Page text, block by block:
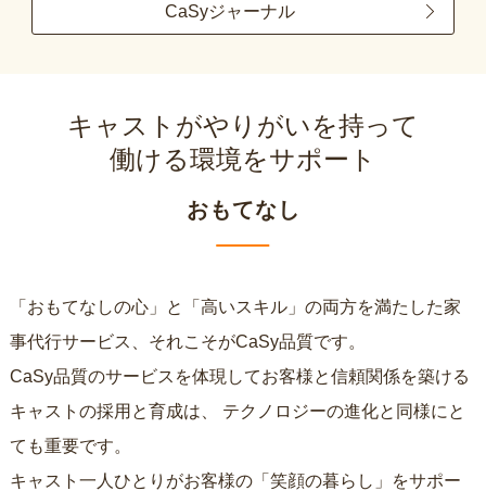
CaSyジャーナル
キャストがやりがいを持って
働ける環境をサポート
おもてなし
「おもてなしの心」と「高いスキル」の両方を満たした家
事代行サービス、それこそがCaSy品質です。
CaSy品質のサービスを体現してお客様と信頼関係を築ける
キャストの採用と育成は、
ても重要です。
キャスト一人ひとりがお客様の「笑顔の暮らし」をサポー